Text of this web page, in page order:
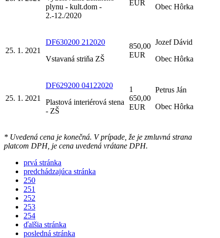
plynu - kult.dom -
2.-12./2020
EUR
Obec Hôrka
25. 1. 2021
DF630200 212020
Vstavaná striňa ZŠ
850,00
EUR
Jozef Dávid
Obec Hôrka
25. 1. 2021
DF629200 04122020
Plastová interiérová stena
- ZŠ
1
650,00
EUR
Petrus Ján
Obec Hôrka
* Uvedená cena je konečná. V prípade, že je zmluvná strana
platcom DPH, je cena uvedená vrátane DPH.
prvá stránka
predchádzajúca stránka
250
251
252
253
254
ďalšia stránka
posledná stránka